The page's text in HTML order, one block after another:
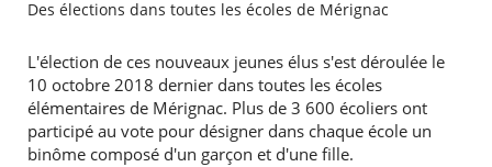
Des élections dans toutes les écoles de Mérignac
L'élection de ces nouveaux jeunes élus s'est déroulée le
10 octobre 2018 dernier dans toutes les écoles
élémentaires de Mérignac. Plus de 3 600 écoliers ont
participé au vote pour désigner dans chaque école un
binôme composé d'un garçon et d'une fille.